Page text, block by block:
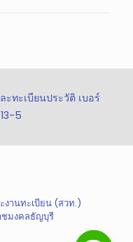
ะทะเบียนประวัติ เบอร์
5
งานทะเบียน (สวท.)
ชมงคลธัญบุรี